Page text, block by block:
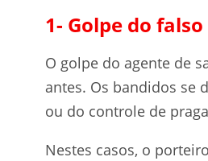
1- Golpe do
O golpe do agente de
antes. Os bandidos se
ou do controle de
Nestes casos, o